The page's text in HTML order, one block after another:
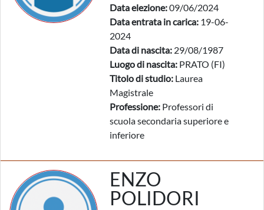
Data elezione:09/06/2024
Data entrata in carica: 19-06-
2024
Data di nascita: 29/08/1987
Luogo di nascita: PRATO (FI)
Titolo di studio: Laurea
Magistrale
Professione: Professori di
scuola secondaria superiore e
inferiore
ENZO
POLIDORI